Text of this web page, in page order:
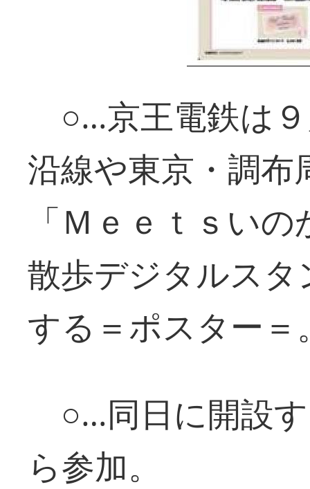
○…京王電鉄は
沿線や東京・調
「Ｍｅｅｔｓい
散歩デジタルス
する＝ポスター
○…同日に開設
ら参加。